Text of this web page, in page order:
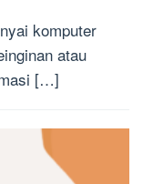
komputer
atau
[…]